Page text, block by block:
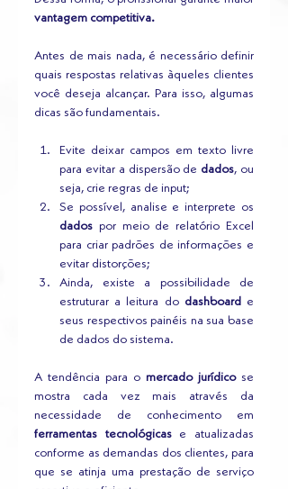
vantagem competitiva.
Antes de mais nada, é necessário definir
quais respostas relativas àqueles clientes
você deseja alcançar. Para isso, algumas
dicas são fundamentais.
Evite deixar campos em texto livre
para evitar a dispersão de dados, ou
seja, crie regras de input;
dados por meio de relatório Excel
para criar padrões de informações e
evitar distorções;
Ainda, existe a possibilidade de
estruturar a leitura do dashboard e
seus respectivos painéis na sua base
de dados do sistema.
A tendência para o mercado jurídico se
mostra cada vez mais através da
ferramentas tecnológicas e atualizadas
conforme as demandas dos clientes, para
que se atinja uma prestação de serviço